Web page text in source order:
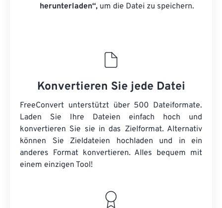
herunterladen“, um die Datei zu speichern.
Konvertieren Sie jede Datei
FreeConvert unterstützt über 500 Dateiformate.
Laden Sie Ihre Dateien einfach hoch und
konvertieren Sie sie in das Zielformat. Alternativ
können Sie Zieldateien hochladen und in ein
anderes Format konvertieren. Alles bequem mit
einem einzigen Tool!